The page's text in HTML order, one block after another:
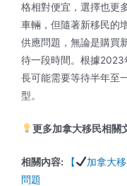
格相對便宜，選擇也更
車輛，但隨著新移民的
供應問題，無論是購買
待一段時間。根據
長可能需要等待半年至
型。
更多加拿大移民相關
相關內容: 【
加拿大
問題